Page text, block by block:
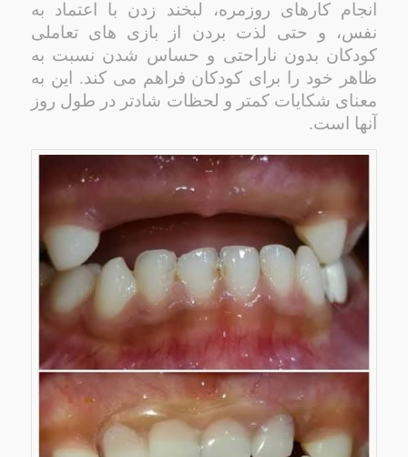
انجام کارهای روزمره، لبخند زدن با اعتماد به
نفس، و حتی لذت بردن از بازی های تعاملی
کودکان بدون ناراحتی و حساس شدن نسبت به
ظاهر خود را برای کودکان فراهم می کند. این به
معنای شکایات کمتر و لحظات شادتر در طول روز
آنها است.